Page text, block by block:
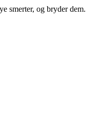
smerter, og bryder dem.